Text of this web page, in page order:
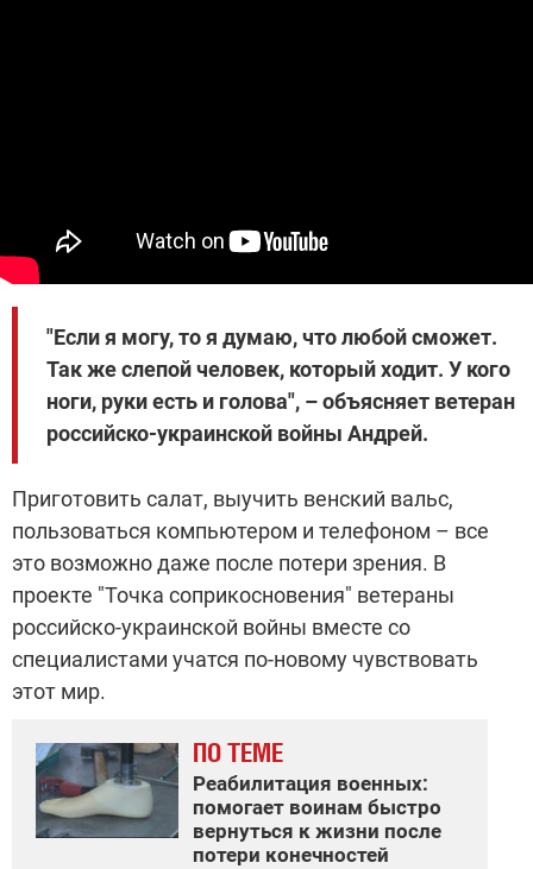
"Если я могу, то я думаю, что любой сможет.
Так же слепой человек, который ходит. У кого
ноги, руки есть и голова", – объясняет ветеран
российско-украинской войны Андрей.
Приготовить салат, выучить венский вальс,
пользоваться компьютером и телефоном – все
это возможно даже после потери зрения. В
проекте "Точка соприкосновения" ветераны
российско-украинской войны вместе со
специалистами учатся по-новому чувствовать
этот мир.
ПО ТЕМЕ
Реабилитация военных:
помогает воинам быстро
вернуться к жизни после
потери конечностей